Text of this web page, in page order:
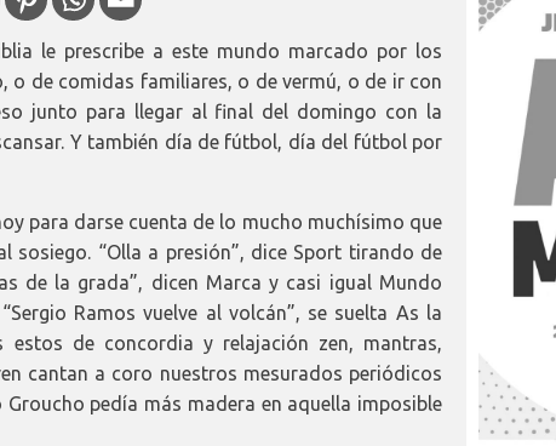
le prescribe a este mundo marcado por los
o de comidas familiares, o de vermú, o de ir con
junto para llegar al final del domingo con la
Y también día de fútbol, día del fútbol por
para darse cuenta de lo mucho muchísimo que
sosiego. “Olla a presión”, dice Sport tirando de
de la grada”, dicen Marca y casi igual Mundo
Ramos vuelve al volcán”, se suelta As la
estos de concordia y relajación zen, mantras,
cantan a coro nuestros mesurados periódicos
pedía más madera en aquella imposible